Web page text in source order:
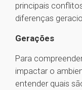
principais
diferenças
Gerações
Para
impactar o
entender quais